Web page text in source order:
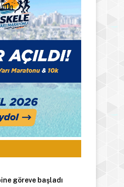
göreve başladı